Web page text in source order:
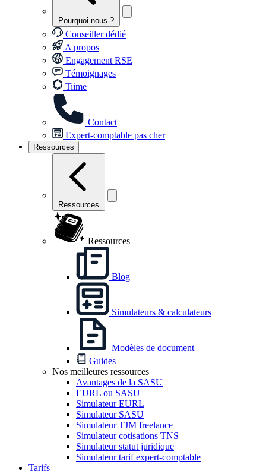
Pourquoi nous ?
Conseiller dédié
A propos
Engagement RSE
Témoignages
Tiime
Contact
Expert-comptable pas cher
Ressources
Ressources
Ressources
Blog
Simulateurs & calculateurs
Modèles de document
Guides
Nos meilleures ressources
Avantages de la SASU
EURL ou SASU
Simulateur EURL
Simulateur SASU
Simulateur TJM freelance
Simulateur cotisations TNS
Simulateur statut juridique
Simulateur tarif expert-comptable
Tarifs